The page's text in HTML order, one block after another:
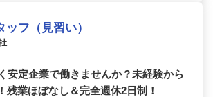
フ（見習い）
安定企業で働きませんか？未経験から
残業ほぼなし＆完全週休2日制！